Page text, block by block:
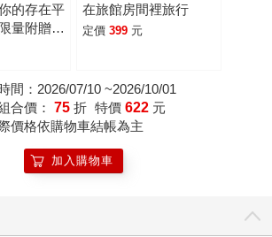
何修復創傷」「如何成為自己的朋友」
的習慣」等等，相信能為讀者帶來煥然
段極度幽暗的低潮期，看不見未來的希
。然而生命中不會永遠都是壞日子，當
受到幸福的那一刻便領悟到，對未來有
們重新爬起來。 《人生原來可以海闊天
，它讓我們意識到，只要是人都經歷過
求救訊號，世上還有許多人會和作者一
的存在平
量附贈作
】：大
在旅館房間裡旅行
定價 399 元
間：2026/07/10 ~2026/10/01
合價： 75 折 特價 622 元
價格依購物車結帳為主
加入購物車